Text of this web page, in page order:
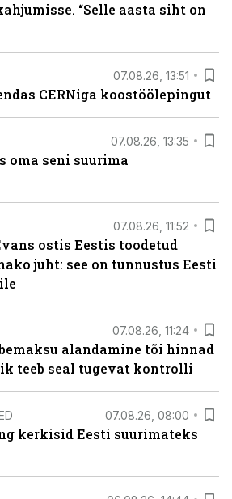
“Selle aasta siht on
07.08.26, 13:51
CERNiga koostöölepingut
07.08.26, 13:35
oma seni suurima
07.08.26, 11:52
ostis Eestis toodetud
juht: see on tunnustus Eesti
07.08.26, 11:24
alandamine tõi hinnad
teeb seal tugevat kontrolli
07.08.26, 08:00
kerkisid Eesti suurimateks